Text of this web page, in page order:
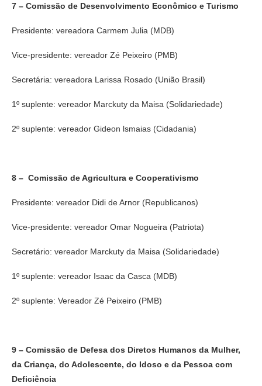
7 – Comissão de Desenvolvimento Econômico e Turismo
Presidente: vereadora Carmem Julia (MDB)
Vice-presidente: vereador Zé Peixeiro (PMB)
Secretária: vereadora Larissa Rosado (União Brasil)
1º suplente: vereador Marckuty da Maisa (Solidariedade)
2º suplente: vereador Gideon lsmaias (Cidadania)
8 – Comissão de Agricultura e Cooperativismo
Presidente: vereador Didi de Arnor (Republicanos)
Vice-presidente: vereador Omar Nogueira (Patriota)
Secretário: vereador Marckuty da Maisa (Solidariedade)
1º suplente: vereador Isaac da Casca (MDB)
2º suplente: Vereador Zé Peixeiro (PMB)
9 – Comissão de Defesa dos Diretos Humanos da Mulher,
da Criança, do Adolescente, do Idoso e da Pessoa com
Deficiência